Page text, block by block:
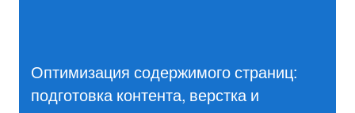
Оптимизация содержимого страниц:
подготовка контента, верстка и